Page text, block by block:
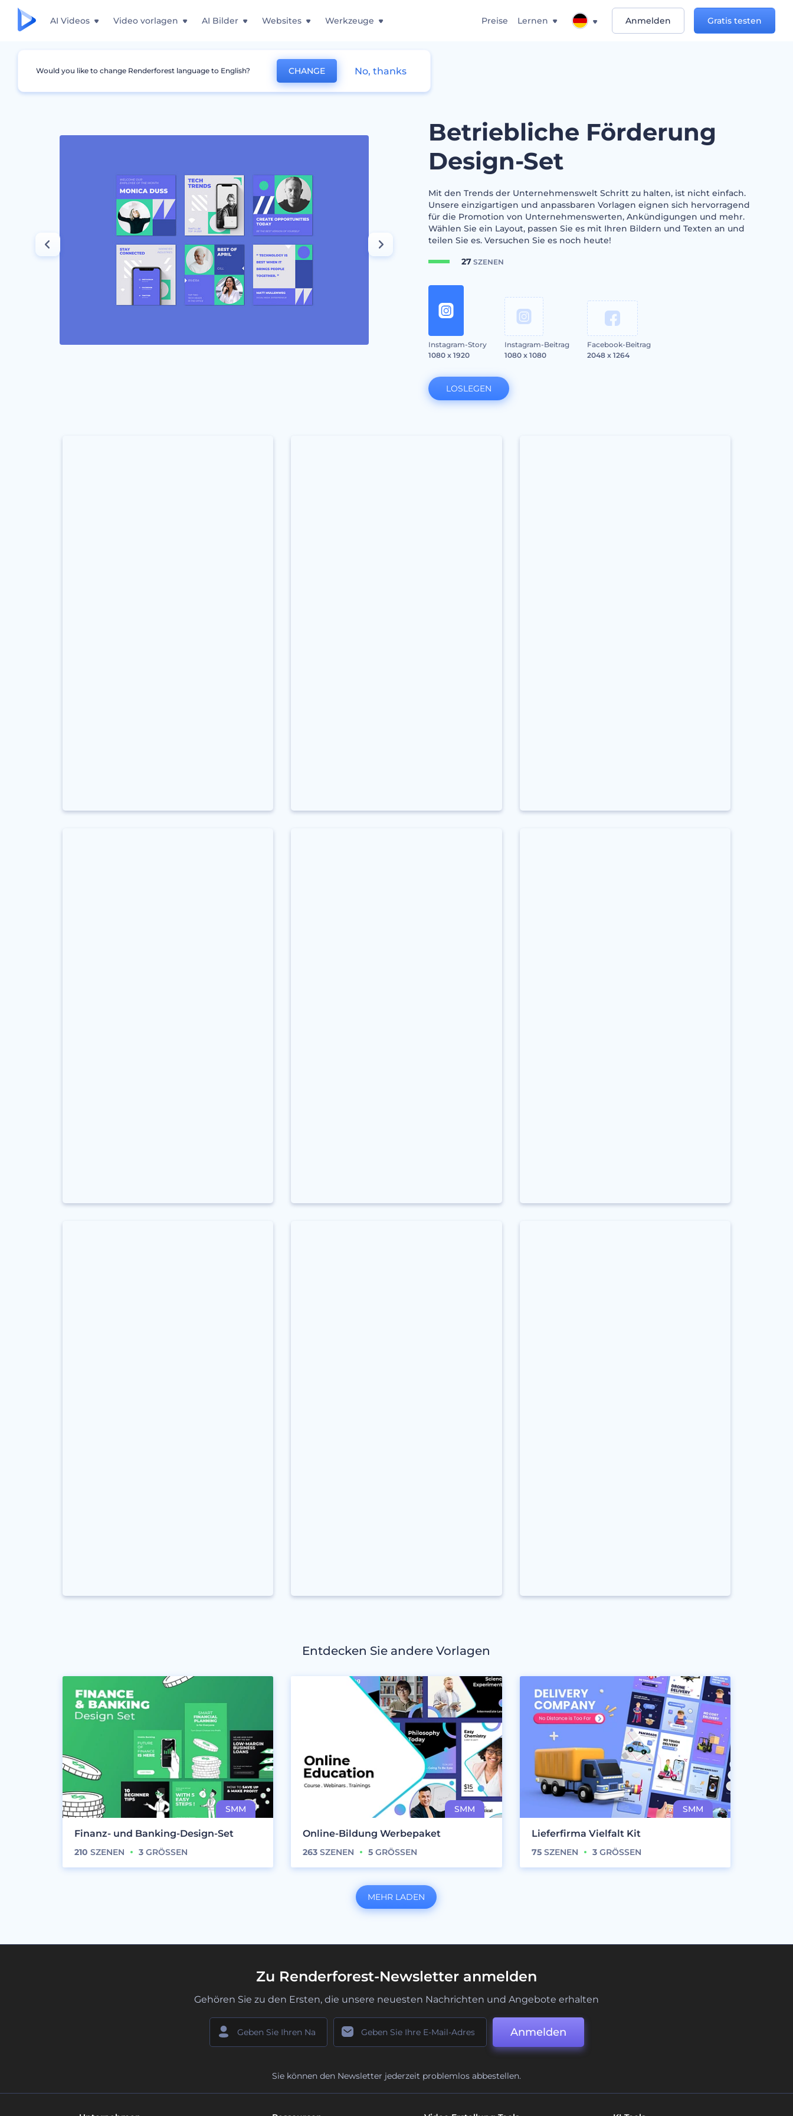
AI Videos Video vorlagen AI Bilder Websites Werkzeuge Preise Lernen Anmelden Gratis testen
Grafiken Instagram Story Betriebliche Förderung Design-Set
Betriebliche Förderung
Design-Set
Mit den Trends der Unternehmenswelt Schritt zu halten, ist nicht einfach.
Unsere einzigartigen und anpassbaren Vorlagen eignen sich hervorragend
für die Promotion von Unternehmenswerten, Ankündigungen und mehr.
Wählen Sie ein Layout, passen Sie es mit Ihren Bildern und Texten an und
teilen Sie es. Versuchen Sie es noch heute!
27SZENEN
Instagram-Story
1080 x 1920
Instagram-Beitrag
1080 x 1080
Facebook-Beitrag
2048 x 1264
LOSLEGEN
Entdecken Sie andere Vorlagen
Finanz- und Banking-Design-Set
210 SZENEN 3 GRÖSSEN
Online-Bildung Werbepaket
263 SZENEN 5 GRÖSSEN
Lieferfirma Vielfalt Kit
75SZENEN 3GRÖSSEN
MEHR LADEN
Zu Renderforest-Newsletter anmelden
Gehören Sie zu den Ersten, die unsere neuesten Nachrichten und Angebote erhalten
Anmelden
Sie können den Newsletter jederzeit problemlos abbestellen.
Would you like to change Renderforest language to English? CHANGE No, thanks